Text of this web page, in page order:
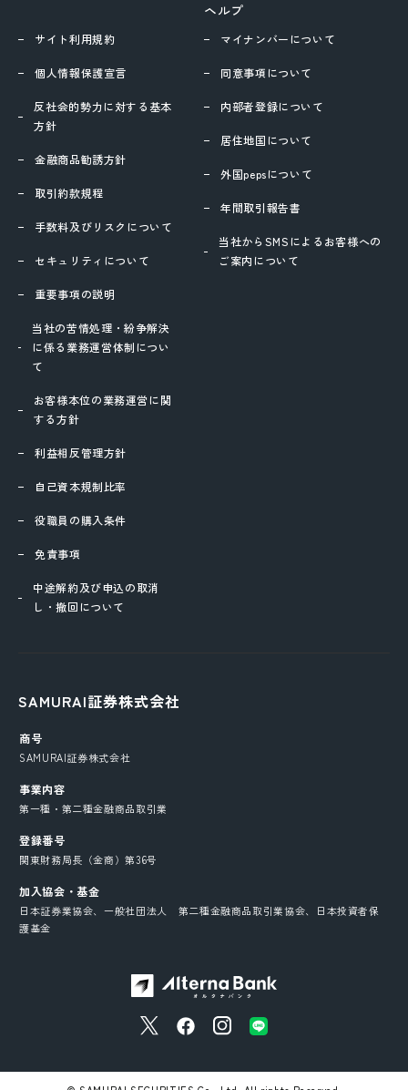
ヘルプ
マイナンバーについて
同意事項について
内部者登録について
居住地国について
外国pepsについて
年間取引報告書
当社からSMSによるお客様への
ご案内について
サイト利用規約
個人情報保護宣言
反社会的勢力に対する基本
方針
金融商品勧誘方針
取引約款規程
手数料及びリスクについて
セキュリティについて
重要事項の説明
当社の苦情処理・紛争解決
に係る業務運営体制につい
て
お客様本位の業務運営に関
する方針
利益相反管理方針
自己資本規制比率
役職員の購入条件
免責事項
中途解約及び申込の取消
し・撤回について
SAMURAI証券株式会社
商号
SAMURAI証券株式会社
事業内容
第一種・第二種金融商品取引業
登録番号
関東財務局長（金商）第36号
加入協会・基金
日本証券業協会、一般社団法人 第二種金融商品取引業協会、日本投資者保
護基金